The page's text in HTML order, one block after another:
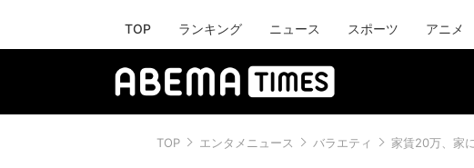
TOP ランキング ニュース スポーツ アニメ
TOP エンタメニュース バラエティ 家賃20万、家